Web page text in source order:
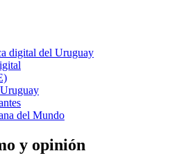
digital del Uruguay
del Mundo
y opinión